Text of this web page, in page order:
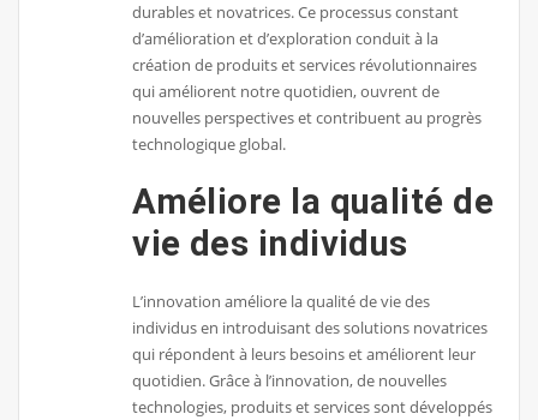
durables et novatrices. Ce processus constant
d’amélioration et d’exploration conduit à la
création de produits et services révolutionnaires
qui améliorent notre quotidien, ouvrent de
nouvelles perspectives et contribuent au progrès
technologique global.
Améliore la qualité de
vie des individus
L’innovation améliore la qualité de vie des
individus en introduisant des solutions novatrices
qui répondent à leurs besoins et améliorent leur
quotidien. Grâce à l’innovation, de nouvelles
technologies, produits et services sont développés